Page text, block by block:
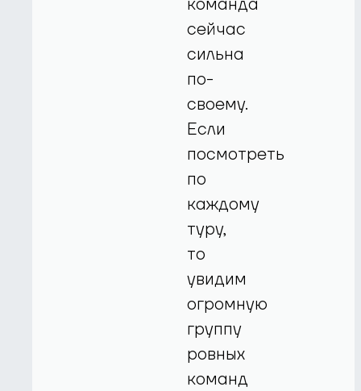
команда
сейчас
сильна
по-
своему.
Если
посмотреть
по
каждому
туру,
то
увидим
огромную
группу
ровных
команд